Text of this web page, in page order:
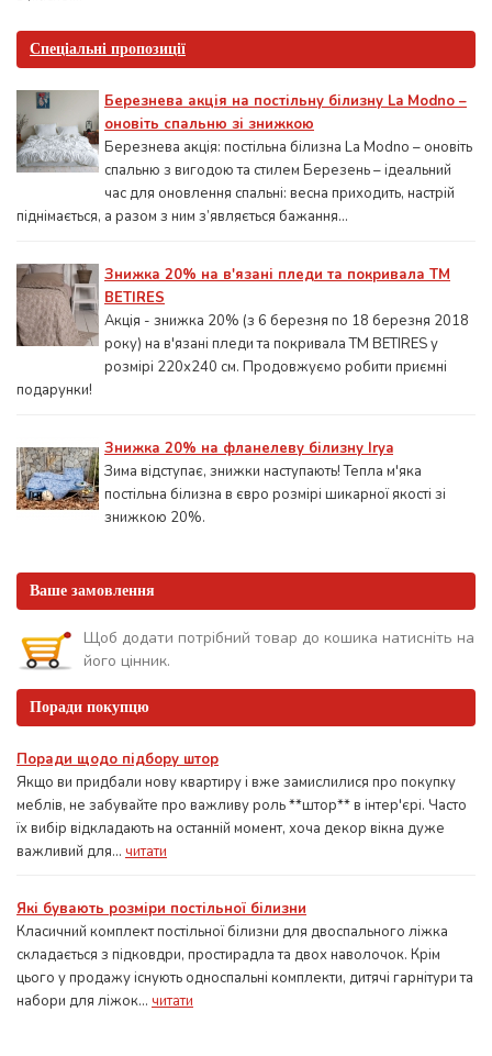
Спеціальні пропозиції
Березнева акція на постільну білизну La Modno –
оновіть спальню зі знижкою
Березнева акція: постільна білизна La Modno – оновіть
спальню з вигодою та стилем Березень – ідеальний
час для оновлення спальні: весна приходить, настрій
піднімається, а разом з ним з’являється бажання...
Знижка 20% на в'язані пледи та покривала ТМ
BETIRES
Акція - знижка 20% (з 6 березня по 18 березня 2018
року) на в'язані пледи та покривала ТМ BETIRES у
розмірі 220х240 см. Продовжуємо робити приємні
подарунки!
Знижка 20% на фланелеву білизну Irya
Зима відступає, знижки наступають! Тепла м'яка
постільна білизна в євро розмірі шикарної якості зі
знижкою 20%.
Ваше замовлення
Щоб додати потрібний товар до кошика натисніть на
його цінник.
Поради покупцю
Поради щодо підбору штор
Якщо ви придбали нову квартиру і вже замислилися про покупку
меблів, не забувайте про важливу роль **штор** в інтер'єрі. Часто
їх вибір відкладають на останній момент, хоча декор вікна дуже
важливий для... читати
Які бувають розміри постільної білизни
Класичний комплект постільної білизни для двоспального ліжка
складається з підковдри, простирадла та двох наволочок. Крім
цього у продажу існують односпальні комплекти, дитячі гарнітури та
набори для ліжок... читати